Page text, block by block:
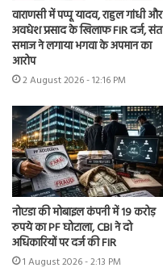
वाराणसी में पप्पू यादव, राहुल गांधी और
अवधेश प्रसाद के खिलाफ FIR दर्ज, संत
समाज ने लगाया भगवा के अपमान का
आरोप
2 August 2026 - 12:16 PM
नोएडा की मोबाइल कंपनी में 19 करोड़
रुपये का PF घोटाला, CBI ने दो
अधिकारियों पर दर्ज की FIR
1 August 2026 - 2:13 PM